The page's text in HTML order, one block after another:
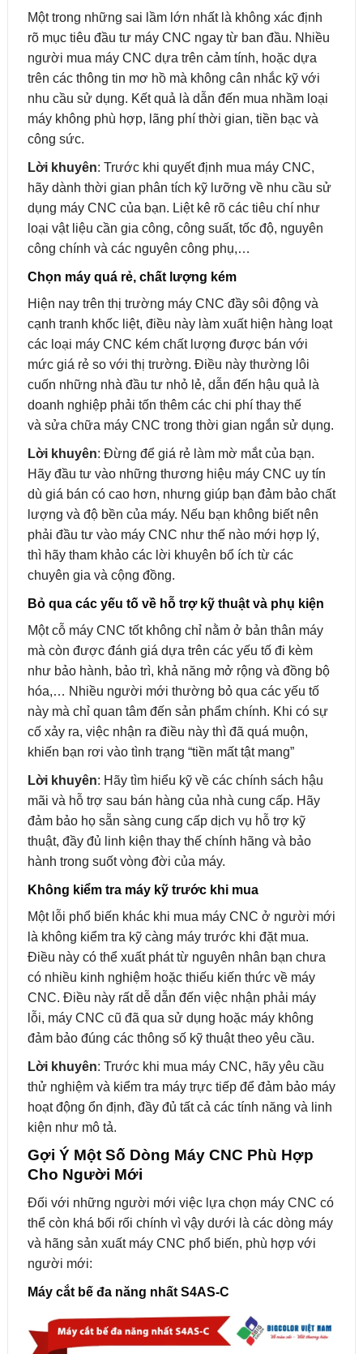
Một trong những sai lầm lớn nhất là không xác định
rõ mục tiêu đầu tư máy CNC ngay từ ban đầu. Nhiều
người mua máy CNC dựa trên cảm tính, hoặc dựa
trên các thông tin mơ hồ mà không cân nhắc kỹ với
nhu cầu sử dụng. Kết quả là dẫn đến mua nhầm loại
máy không phù hợp, lãng phí thời gian, tiền bạc và
công sức.
Lời khuyên: Trước khi quyết định mua máy CNC,
hãy dành thời gian phân tích kỹ lưỡng về nhu cầu sử
dụng máy CNC của bạn. Liệt kê rõ các tiêu chí như
loại vật liệu cần gia công, công suất, tốc độ, nguyên
công chính và các nguyên công phụ,…
Chọn máy quá rẻ, chất lượng kém
Hiện nay trên thị trường máy CNC đầy sôi động và
cạnh tranh khốc liệt, điều này làm xuất hiện hàng loạt
các loại máy CNC kém chất lượng được bán với
mức giá rẻ so với thị trường. Điều này thường lôi
cuốn những nhà đầu tư nhỏ lẻ, dẫn đến hậu quả là
doanh nghiệp phải tốn thêm các chi phí thay thế
và sửa chữa máy CNC trong thời gian ngắn sử dụng.
Lời khuyên: Đừng để giá rẻ làm mờ mắt của bạn.
Hãy đầu tư vào những thương hiệu máy CNC uy tín
dù giá bán có cao hơn, nhưng giúp bạn đảm bảo chất
lượng và độ bền của máy. Nếu bạn không biết nên
phải đầu tư vào máy CNC như thế nào mới hợp lý,
thì hãy tham khảo các lời khuyên bổ ích từ các
chuyên gia và cộng đồng.
Bỏ qua các yếu tố về hỗ trợ kỹ thuật và phụ kiện
Một cỗ máy CNC tốt không chỉ nằm ở bản thân máy
mà còn được đánh giá dựa trên các yếu tố đi kèm
như bảo hành, bảo trì, khả năng mở rộng và đồng bộ
hóa,… Nhiều người mới thường bỏ qua các yếu tố
này mà chỉ quan tâm đến sản phẩm chính. Khi có sự
cố xảy ra, việc nhận ra điều này thì đã quá muộn,
khiến bạn rơi vào tình trạng “tiền mất tật mang”
Lời khuyên: Hãy tìm hiểu kỹ về các chính sách hậu
mãi và hỗ trợ sau bán hàng của nhà cung cấp. Hãy
đảm bảo họ sẵn sàng cung cấp dịch vụ hỗ trợ kỹ
thuật, đầy đủ linh kiện thay thế chính hãng và bảo
hành trong suốt vòng đời của máy.
Không kiểm tra máy kỹ trước khi mua
Một lỗi phổ biến khác khi mua máy CNC ở người mới
là không kiểm tra kỹ càng máy trước khi đặt mua.
Điều này có thể xuất phát từ nguyên nhân bạn chưa
có nhiều kinh nghiệm hoặc thiếu kiến thức về máy
CNC. Điều này rất dễ dẫn đến việc nhận phải máy
lỗi, máy CNC cũ đã qua sử dụng hoặc máy không
đảm bảo đúng các thông số kỹ thuật theo yêu cầu.
Lời khuyên: Trước khi mua máy CNC, hãy yêu cầu
thử nghiệm và kiểm tra máy trực tiếp để đảm bảo máy
hoạt động ổn định, đầy đủ tất cả các tính năng và linh
kiện như mô tả.
Gợi Ý Một Số Dòng Máy CNC Phù Hợp
Cho Người Mới
Đối với những người mới việc lựa chọn máy CNC có
thể còn khá bối rối chính vì vậy dưới là các dòng máy
và hãng sản xuất máy CNC phổ biến, phù hợp với
người mới:
Máy cắt bế đa năng nhất S4AS-C